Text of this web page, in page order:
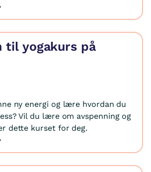
til yogakurs på
ny energi og lære hvordan du
Vil du lære om avspenning og
dette kurset for deg.